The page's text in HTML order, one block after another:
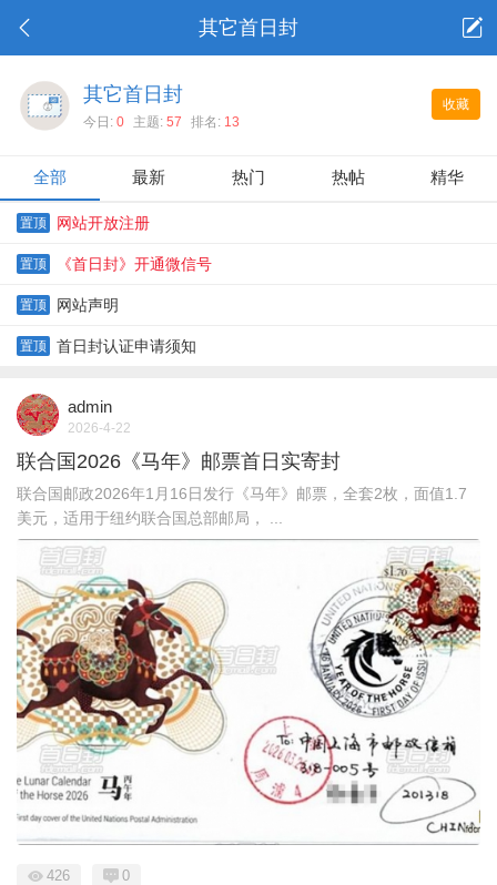
其它首日封
收藏
其它首日封
今日: 0 主题: 57 排名: 13
全部 最新 热门 热帖 精华
置顶 网站开放注册
置顶 《首日封》开通微信号
置顶 网站声明
置顶 首日封认证申请须知
admin
2026-4-22
联合国2026《马年》邮票首日实寄封
联合国邮政2026年1月16日发行《马年》邮票，全套2枚，面值1.7
美元，适用于纽约联合国总部邮局， ...
426 0